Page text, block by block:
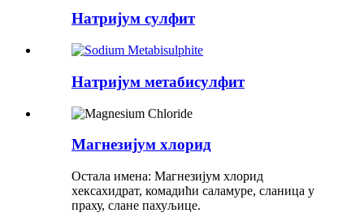
Натријум сулфит
Натријум метабисулфит
Магнезијум хлорид
Остала имена: Магнезијум хлорид
хексахидрат, комадићи саламуре, сланица у
праху, слане пахуљице.